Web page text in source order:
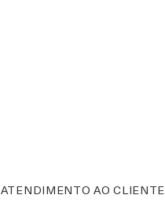
ATENDIMENTO AO CLIENTE